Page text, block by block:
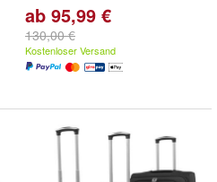
ab 95,99 €
130,00 €
Kostenloser Versand